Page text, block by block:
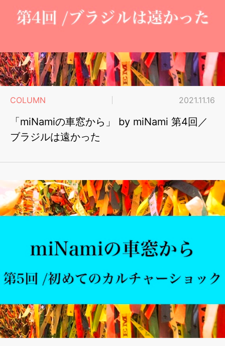
COLUMN 2021.11.16
「miNamiの車窓から」 by miNami 第4回／
ブラジルは遠かった